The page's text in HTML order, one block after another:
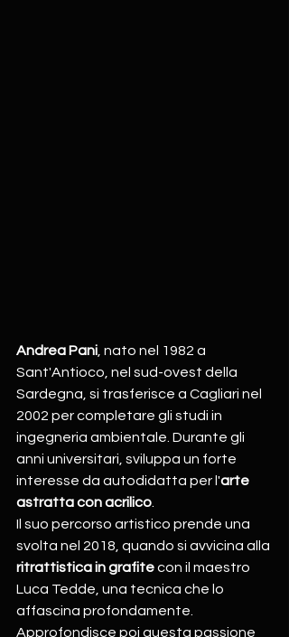
Andrea Pani, nato nel 1982 a
Sant'Antioco, nel sud-ovest della
Sardegna, si trasferisce a Cagliari nel
2002 per completare gli studi in
ingegneria ambientale. Durante gli
anni universitari, sviluppa un forte
interesse da autodidatta per l'arte
astratta con acrilico.
Il suo percorso artistico prende una
svolta nel 2018, quando si avvicina alla
ritrattistica in grafite con il maestro
Luca Tedde, una tecnica che lo
affascina profondamente.
Approfondisce poi questa passione